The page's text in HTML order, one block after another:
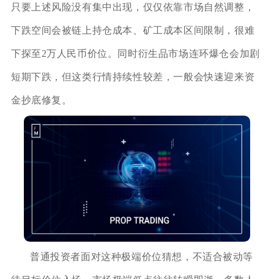
只要上述风险没有集中出现，仅仅依靠市场自然调整，
下跌空间会被链上持仓成本、矿工成本区间限制，很难
下探至2万人民币价位。同时衍生品市场连环爆仓会加剧
短期下跌，但这类行情持续性较差，一般会快速迎来资
金抄底修复。
普通投资者面对这种极端价位猜想，不适合被动等